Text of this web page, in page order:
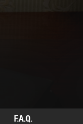
F.A.Q.